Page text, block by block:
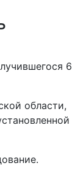
6
области,